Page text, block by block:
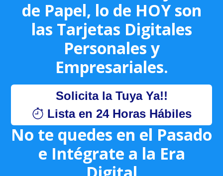
de Papel, lo de HOY son
las Tarjetas Digitales
Personales y
Empresariales.
Solicita la Tuya Ya!!
Lista en 24 Horas Hábiles
No te quedes en el Pasado
e Intégrate a la Era